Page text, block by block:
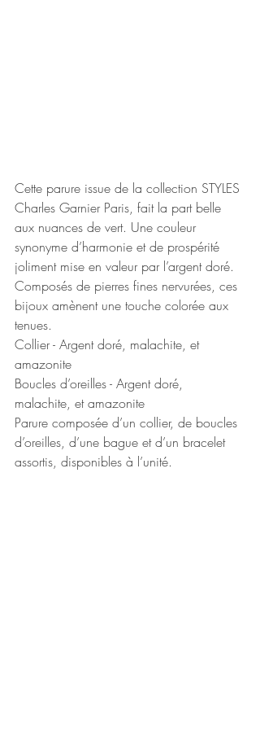
Cette parure issue de la collection STYLES
Charles Garnier Paris, fait la part belle
aux nuances de vert. Une couleur
synonyme d’harmonie et de prospérité
joliment mise en valeur par l’argent doré.
Composés de pierres fines nervurées, ces
bijoux amènent une touche colorée aux
tenues.
Collier - Argent doré, malachite, et
amazonite
Boucles d’oreilles - Argent doré,
malachite, et amazonite
Parure composée d’un collier, de boucles
d’oreilles, d’une bague et d’un bracelet
assortis, disponibles à l’unité.